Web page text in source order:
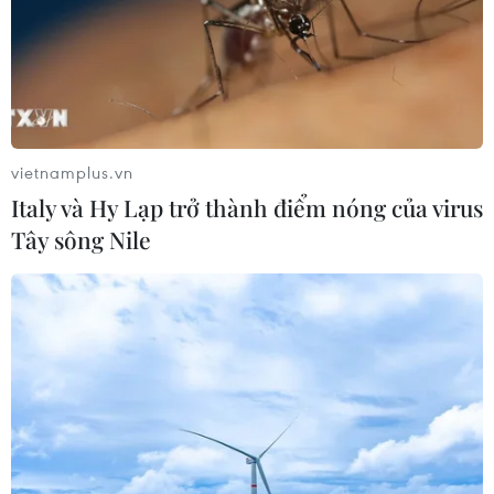
diễn ra từ 30/10-1/11 sẽ bị hủy.
Sinh viên tại thành phố Vũ Hán
quay trở lại trường học
vietnamplus.vn
Italy và Hy Lạp trở thành điểm nóng của virus
Tây sông Nile